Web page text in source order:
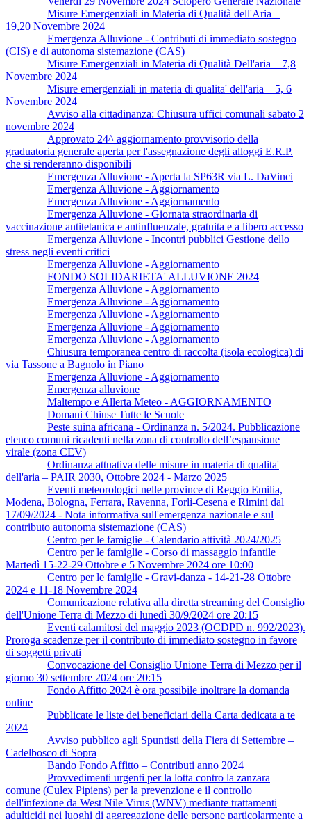
Misure Emergenziali in Materia di Qualità dell'Aria –
19,20 Novembre 2024
Emergenza Alluvione - Contributi di immediato sostegno
(CIS) e di autonoma sistemazione (CAS)
Misure Emergenziali in Materia di Qualità Dell'aria – 7,8
Novembre 2024
Misure emergenziali in materia di qualita' dell'aria – 5, 6
Novembre 2024
Avviso alla cittadinanza: Chiusura uffici comunali sabato 2
novembre 2024
Approvato 24^ aggiornamento provvisorio della
graduatoria generale aperta per l'assegnazione degli alloggi E.R.P.
che si renderanno disponibili
Emergenza Alluvione - Aperta la SP63R via L. DaVinci
Emergenza Alluvione - Aggiornamento
Emergenza Alluvione - Aggiornamento
Emergenza Alluvione - Giornata straordinaria di
vaccinazione antitetanica e antinfluenzale, gratuita e a libero accesso
Emergenza Alluvione - Incontri pubblici Gestione dello
stress negli eventi critici
Emergenza Alluvione - Aggiornamento
FONDO SOLIDARIETA' ALLUVIONE 2024
Emergenza Alluvione - Aggiornamento
Emergenza Alluvione - Aggiornamento
Emergenza Alluvione - Aggiornamento
Emergenza Alluvione - Aggiornamento
Emergenza Alluvione - Aggiornamento
Chiusura temporanea centro di raccolta (isola ecologica) di
via Tassone a Bagnolo in Piano
Emergenza Alluvione - Aggiornamento
Emergenza alluvione
Maltempo e Allerta Meteo - AGGIORNAMENTO
Domani Chiuse Tutte le Scuole
Peste suina africana - Ordinanza n. 5/2024. Pubblicazione
elenco comuni ricadenti nella zona di controllo dell’espansione
virale (zona CEV)
Ordinanza attuativa delle misure in materia di qualita'
dell'aria – PAIR 2030, Ottobre 2024 - Marzo 2025
Eventi meteorologici nelle province di Reggio Emilia,
Modena, Bologna, Ferrara, Ravenna, Forlì-Cesena e Rimini dal
17/09/2024 - Nota informativa sull'emergenza nazionale e sul
contributo autonoma sistemazione (CAS)
Centro per le famiglie - Calendario attività 2024/2025
Centro per le famiglie - Corso di massaggio infantile
Martedì 15-22-29 Ottobre e 5 Novembre 2024 ore 10:00
Centro per le famiglie - Gravi-danza - 14-21-28 Ottobre
2024 e 11-18 Novembre 2024
Comunicazione relativa alla diretta streaming del Consiglio
dell'Unione Terra di Mezzo di lunedì 30/9/2024 ore 20:15
Eventi calamitosi del maggio 2023 (OCDPD n. 992/2023).
Proroga scadenze per il contributo di immediato sostegno in favore
di soggetti privati
Convocazione del Consiglio Unione Terra di Mezzo per il
giorno 30 settembre 2024 ore 20:15
Fondo Affitto 2024 è ora possibile inoltrare la domanda
online
Pubblicate le liste dei beneficiari della Carta dedicata a te
2024
Avviso pubblico agli Spuntisti della Fiera di Settembre –
Cadelbosco di Sopra
Bando Fondo Affitto – Contributi anno 2024
Provvedimenti urgenti per la lotta contro la zanzara
comune (Culex Pipiens) per la prevenzione e il controllo
dell'infezione da West Nile Virus (WNV) mediante trattamenti
adulticidi nei luoghi di aggregazione delle persone particolarmente a